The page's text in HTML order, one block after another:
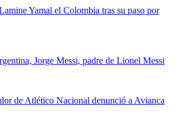
Yamal el Colombia tras su paso por
Jorge Messi, padre de Lionel Messi
de Atlético Nacional denunció a Avianca